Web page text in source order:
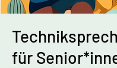
für